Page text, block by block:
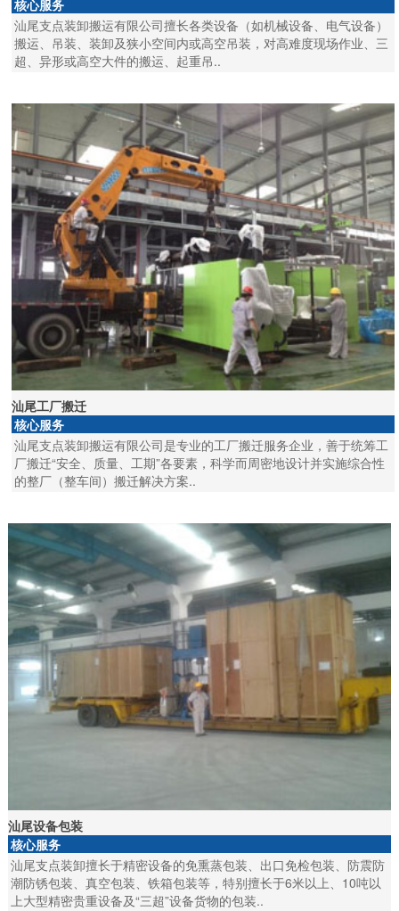
核心服务
汕尾支点装卸搬运有限公司擅长各类设备（如机械设备、电气设备）
搬运、吊装、装卸及狭小空间内或高空吊装，对高难度现场作业、三
超、异形或高空大件的搬运、起重吊..
汕尾工厂搬迁
核心服务
汕尾支点装卸搬运有限公司是专业的工厂搬迁服务企业，善于统筹工
厂搬迁“安全、质量、工期”各要素，科学而周密地设计并实施综合性
的整厂（整车间）搬迁解决方案..
汕尾设备包装
核心服务
汕尾支点装卸擅长于精密设备的免熏蒸包装、出口免检包装、防震防
潮防锈包装、真空包装、铁箱包装等，特别擅长于6米以上、10吨以
上大型精密贵重设备及“三超”设备货物的包装..